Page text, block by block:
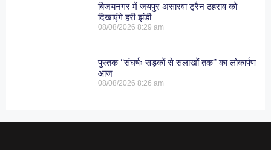
बिजयनगर में जयपुर असारवा ट्रैन ठहराव को
दिखाएंगे हरी झंडी
08/08/20268:29 am
पुस्तक ‘‘संघर्षः सड़कों से सलाखों तक’’ का लोकार्पण
आज
08/08/20268:26 am